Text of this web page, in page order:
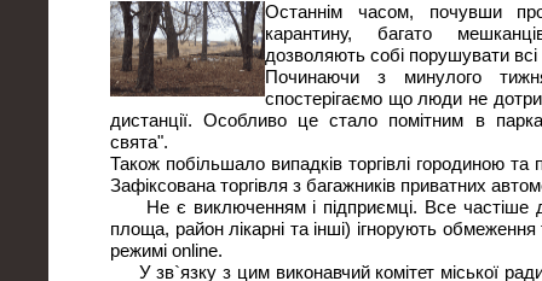
Останнім часом, почувши
карантину, багато
дозволяють собі порушувати
Починаючи з минулого
спостерігаємо що люди не
дистанції. Особливо це стало помітним в
свята".
Також побільшало випадків торгівлі городиною
Зафіксована торгівля з багажників приватних
Не є виключенням і підприємці. Все частіше
площа, район лікарні та інші) ігнорують
режимі online.
У зв`язку з цим виконавчий комітет міської